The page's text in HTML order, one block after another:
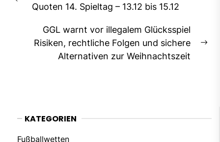
Previous
Quoten 14. Spieltag – 13.12 bis 15.12
GGL warnt vor illegalem Glücksspiel
Risiken, rechtliche Folgen und sichere
Alternativen zur Weihnachtszeit
KATEGORIEN
Fußballwetten